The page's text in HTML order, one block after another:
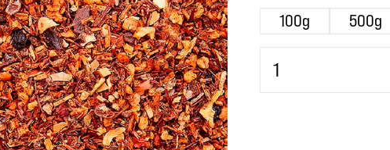
100g 500g
Produkt Anzahl: